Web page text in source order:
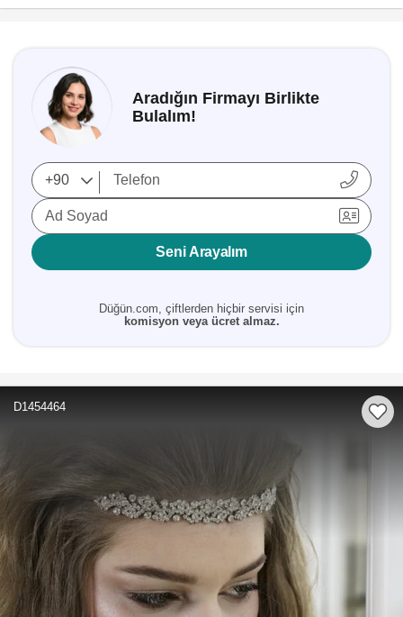
Aradığın Firmayı Birlikte
Bulalım!
Ad Soyad
Seni Arayalım
Düğün.com, çiftlerden hiçbir servisi için
komisyon veya ücret almaz.
D1454464